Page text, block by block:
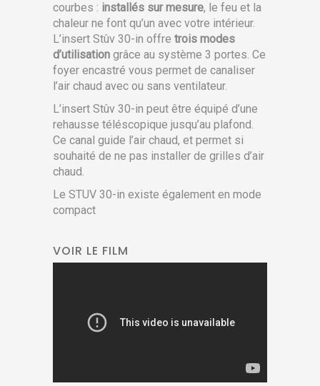
courbes : installés sur mesure, le feu et la
chaleur ne font qu’un avec votre intérieur.
L’insert Stûv 30-in offre trois modes
d’utilisation grâce au système 3 portes. Ce
foyer encastré vous permet de canaliser
l’air chaud avec ou sans ventilateur.
L’insert Stûv 30-in peut être équipé d’une
rehausse téléscopique jusqu’au plafond.
Ce canal guide l’air chaud, et permet si
souhaité de ne pas installer de grilles d’air
chaud.
Le STUV 30-in existe également en mode
compact
VOIR LE FILM